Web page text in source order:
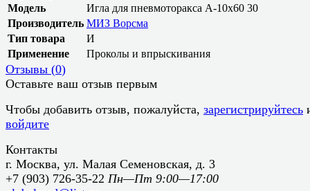
Модель
Игла для пневмоторакса А-10х60 30
Производитель МИЗ Ворсма
Тип товара
И
Применение
Проколы и впрыскивания
Отзывы (0)
Оставьте ваш отзыв первым
Чтобы добавить отзыв, пожалуйста, зарегистрируйтесь
войдите
Контакты
г. Москва, ул. Малая Семеновская, д. 3
+7 (903) 726-35-22 Пн—Пт 9:00—17:00